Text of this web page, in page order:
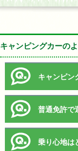
キャンピングカーの
キャンピン
普通免許で
乗り心地は